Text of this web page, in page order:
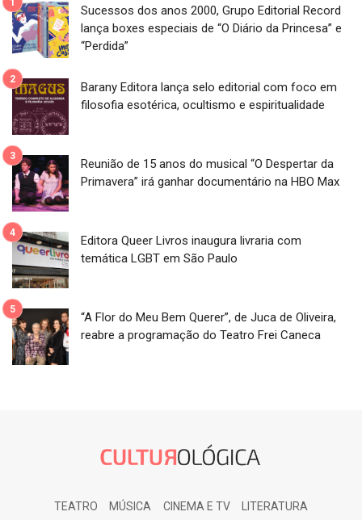
Sucessos dos anos 2000, Grupo Editorial Record
lança boxes especiais de “O Diário da Princesa” e
“Perdida”
Barany Editora lança selo editorial com foco em
filosofia esotérica, ocultismo e espiritualidade
Reunião de 15 anos do musical “O Despertar da
Primavera” irá ganhar documentário na HBO Max
Editora Queer Livros inaugura livraria com
temática LGBT em São Paulo
“A Flor do Meu Bem Querer”, de Juca de Oliveira,
reabre a programação do Teatro Frei Caneca
TEATRO MÚSICA CINEMA E TV LITERATURA